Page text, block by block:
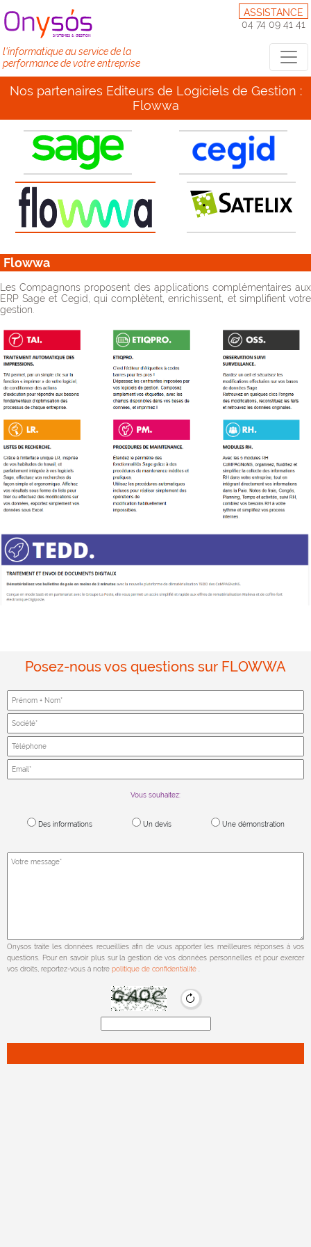
l'informatique au service de la
performance de votre entreprise
ASSISTANCE
04 74 09 41 41
Nos partenaires Editeurs de Logiciels de Gestion :
Flowwa
Flowwa
Les Compagnons proposent des applications complémentaires aux
ERP Sage et Cegid, qui complètent, enrichissent, et simplifient votre
gestion.
Posez-nous vos questions sur FLOWWA
Vous souhaitez:
Des informations Un devis Une démonstration
Onysos traite les données recueillies afin de vous apporter les meilleures réponses à vos
questions. Pour en savoir plus sur la gestion de vos données personnelles et pour exercer
vos droits, reportez-vous à notre politique de confidentialité